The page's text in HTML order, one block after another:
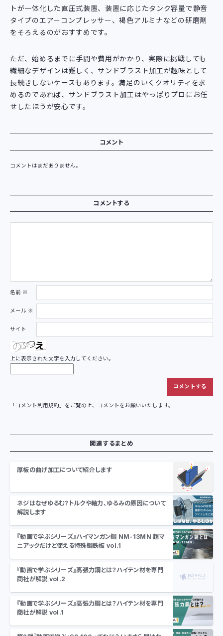
トが一体化した直圧式装置、装置に応じたタンク容量で静音
タイプのエアーコンプレッサー、褐色アルミナなどの研磨剤
をそろえるのがおすすめです。
ただ、始めるまでに手間や費用がかかり、実際に挑戦しても
繊細なデザインは難しく、サンドブラスト加工が趣味として
長続きしないケースもあります。満足のいくクオリティを求
めるのであれば、サンドブラスト加工はやっぱりプロにお任
せしたほうが安心です。
コメント
コメントはまだありません。
コメントする
名前 ※
メール ※
サイト
上に表示された文字を入力してください。
「 コメント利用規約 」をご覧の上、コメントをお願いいたします。
関連するまとめ
厚板の曲げ加工について紹介します
ネジはなぜゆるむ？トルクや軸力、ゆるみの原因について
解説します
『動画で学ぶシリーズ』ハイマンガン鋼 NM-13MN 超マ
ニアックだけど使える特殊鋼鉄板 vol.1
『動画で学ぶシリーズ』高張力鋼とは？ハイテン材を専門
商社が解説 vol.2
『動画で学ぶシリーズ』高張力鋼とは？ハイテン材を専門
商社が解説 vol.1